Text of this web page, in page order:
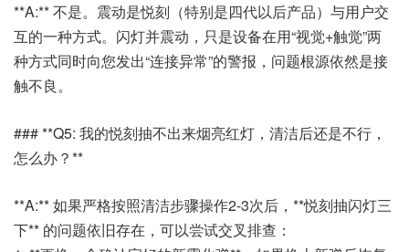
**A:** 不是。震动是悦刻（特别是四代以后产品）与用户交
互的一种方式。闪灯并震动，只是设备在用“视觉+触觉”两
种方式同时向您发出“连接异常”的警报，问题根源依然是接
触不良。
### **Q5: 我的悦刻抽不出来烟亮红灯，清洁后还是不行，
怎么办？**
**A:** 如果严格按照清洁步骤操作2-3次后，**悦刻抽闪灯三
下** 的问题依旧存在，可以尝试交叉排查：